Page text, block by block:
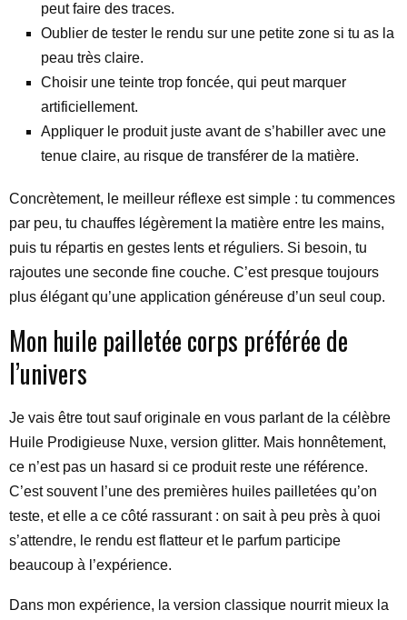
peut faire des traces.
Oublier de tester le rendu sur une petite zone si tu as la
peau très claire.
Choisir une teinte trop foncée, qui peut marquer
artificiellement.
Appliquer le produit juste avant de s’habiller avec une
tenue claire, au risque de transférer de la matière.
Concrètement, le meilleur réflexe est simple : tu commences
par peu, tu chauffes légèrement la matière entre les mains,
puis tu répartis en gestes lents et réguliers. Si besoin, tu
rajoutes une seconde fine couche. C’est presque toujours
plus élégant qu’une application généreuse d’un seul coup.
Mon huile pailletée corps préférée de
l’univers
Je vais être tout sauf originale en vous parlant de la célèbre
Huile Prodigieuse Nuxe, version glitter. Mais honnêtement,
ce n’est pas un hasard si ce produit reste une référence.
C’est souvent l’une des premières huiles pailletées qu’on
teste, et elle a ce côté rassurant : on sait à peu près à quoi
s’attendre, le rendu est flatteur et le parfum participe
beaucoup à l’expérience.
Dans mon expérience, la version classique nourrit mieux la